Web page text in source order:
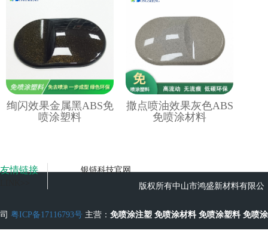
绚闪效果金属黑ABS免
喷涂塑料
撒点喷油效果灰色ABS
免喷涂材料
友情链接
银链科技官网
版权所有中山市鸿盛新材料有限公
司 粤ICP备17116793号 主营： 免喷涂注塑 免喷涂材料 免喷涂塑料 免喷涂